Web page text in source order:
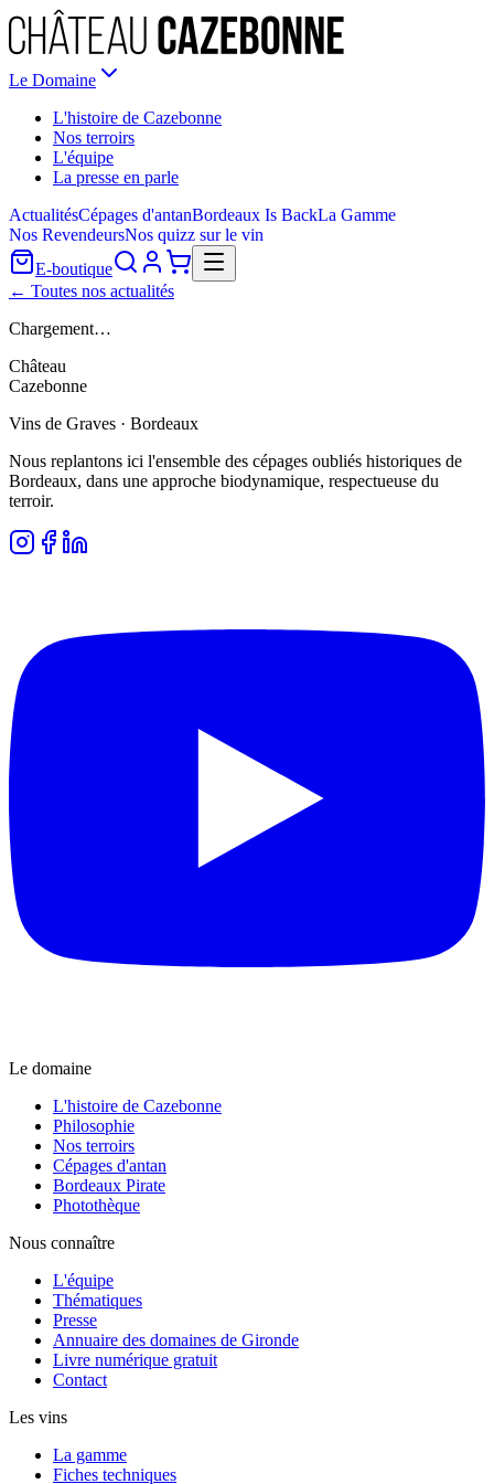
Le Domaine
L'histoire de Cazebonne
Nos terroirs
L'équipe
La presse en parle
ActualitésCépages d'antanBordeaux Is BackLa Gamme
Nos RevendeursNos quizz sur le vin
E-boutique
← Toutes nos actualités
Chargement…
Château
Cazebonne
Vins de Graves · Bordeaux
Nous replantons ici l'ensemble des cépages oubliés historiques de
Bordeaux, dans une approche biodynamique, respectueuse du
terroir.
Le domaine
L'histoire de Cazebonne
Philosophie
Nos terroirs
Cépages d'antan
Bordeaux Pirate
Photothèque
Nous connaître
L'équipe
Thématiques
Presse
Annuaire des domaines de Gironde
Livre numérique gratuit
Contact
Les vins
La gamme
Fiches techniques